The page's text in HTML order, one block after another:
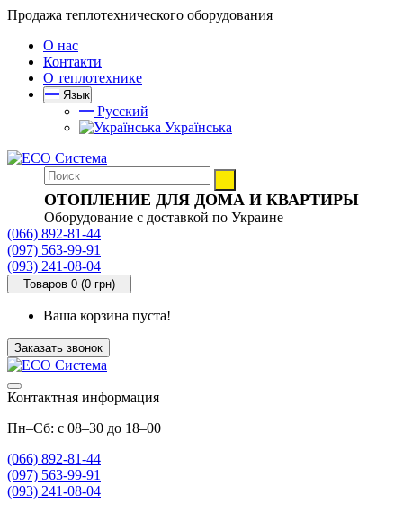
Продажа теплотехнического оборудования
О нас
Контакти
О теплотехнике
Язык
Русский
Українська
ОТОПЛЕНИЕ ДЛЯ ДОМА И КВАРТИРЫ
Оборудование с доставкой по Украине
(066) 892-81-44
(097) 563-99-91
(093) 241-08-04
Товаров 0 (0 грн)
Ваша корзина пуста!
Заказать звонок
Контактная информация
Пн–Сб: с 08–30 до 18–00
(066) 892-81-44
(097) 563-99-91
(093) 241-08-04